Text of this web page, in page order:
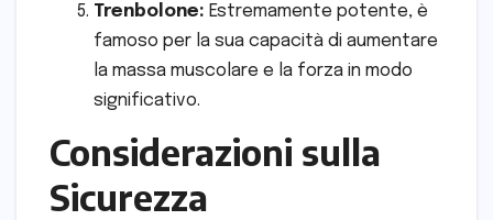
Trenbolone: Estremamente potente, è
famoso per la sua capacità di aumentare
la massa muscolare e la forza in modo
significativo.
Considerazioni sulla
Sicurezza